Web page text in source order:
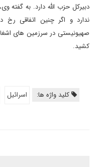
دبیرکل حزب الله دارد. به
ندارد و اگر چنین اتفاقی
صهیونیستی در سرزمین های
کشید.
کلید واژه ها: اسرائیل